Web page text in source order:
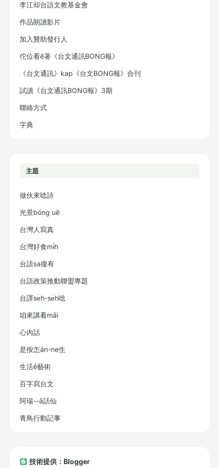
李江却台語文教基金會
作品朗讀影片
加入贊助發行人
佗位看ē著《台文通訊BONG報》
《台文通訊》kap《台文BONG報》合刊
試讀《台文通訊BONG報》3期
聯絡方式
字典
主題
做伙來唸詩
光景bóng uē
台灣人寫真
台灣好食mi̍h
台語sa攏有
台語政策推動聯盟專題
台譯se̍h-se̍h唸
咱來講看māi
心內話
是按怎án-ne生
生活ê藝術
百字寫台文
阿瑞--ā話仙
青鳥行動記事
技術提供：Blogger